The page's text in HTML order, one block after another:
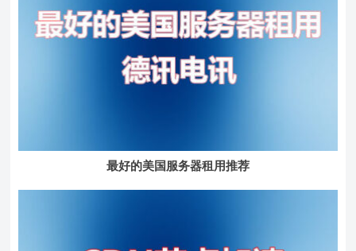
最好的美国服务器租用推荐